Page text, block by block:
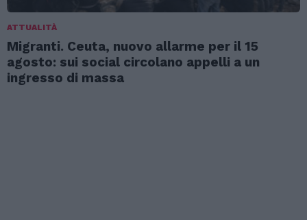
ATTUALITÀ
Migranti. Ceuta, nuovo allarme per il 15
agosto: sui social circolano appelli a un
ingresso di massa